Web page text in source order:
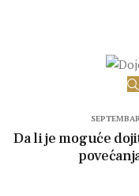
Da li je moguće